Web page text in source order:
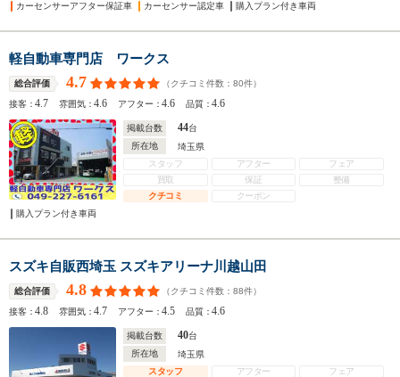
カーセンサーアフター保証車
カーセンサー認定車 購入プラン付き車両
軽自動車専門店 ワークス
総合評価 4.7 （クチコミ件数： 80件）
接客：4.7 雰囲気：4.6 アフター：4.6 品質：4.6
掲載台数 44台
所在地
埼玉県
スタッフ
アフター
フェア
買取
保証
整備
クチコミ
クーポン
購入プラン付き車両
スズキ自販西埼玉 スズキアリーナ川越山田
総合評価 4.8 （クチコミ件数： 88件）
接客：4.8 雰囲気：4.7 アフター：4.5 品質：4.6
掲載台数 40台
所在地
埼玉県
スタッフ
アフター
フェア